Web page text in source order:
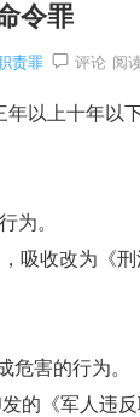
令罪
责罪 评论 阅
以上十年以
为。
收改为《刑
害的行为。
的《军人违